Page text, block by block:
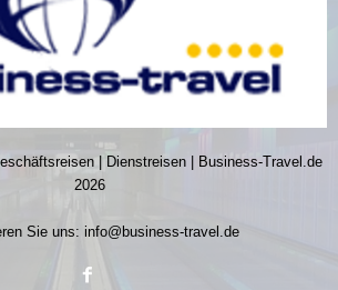
| Dienstreisen | Business-Travel.de
2026
Sie uns: info@business-travel.de